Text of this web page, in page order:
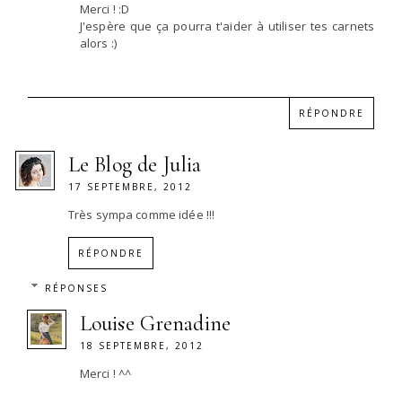
Merci ! :D
J'espère que ça pourra t'aider à utiliser tes carnets
alors :)
RÉPONDRE
Le Blog de Julia
17 SEPTEMBRE, 2012
Très sympa comme idée !!!
RÉPONDRE
RÉPONSES
Louise Grenadine
18 SEPTEMBRE, 2012
Merci ! ^^